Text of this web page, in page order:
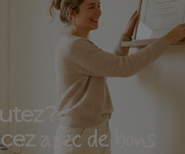
?
avec de bons